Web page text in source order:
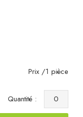
Prix /1 pièce
Quantité :